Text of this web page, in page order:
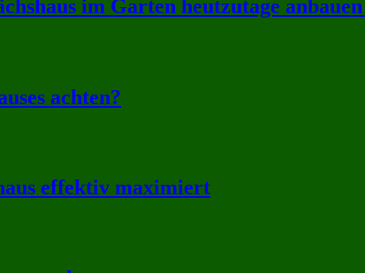
im Garten heutzutage
achten?
effektiv maximiert